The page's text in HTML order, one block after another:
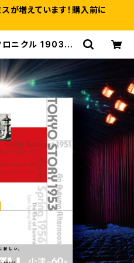
が増えています！購入前に
ニクル 1903~1